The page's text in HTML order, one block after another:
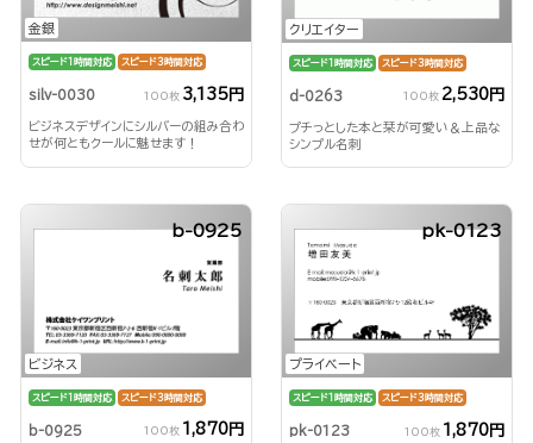
金銀
スピード1時間対応 スピード3時間対応
silv-0030 100枚 3,135円
ビジネスデザインにシルバーの組み合わ
せが何ともクールに魅せます！
クリエイター
スピード1時間対応 スピード3時間対応
d-0263 100枚 2,530円
プチっとした本と栞が可愛い＆上品な
シンプル名刺
ビジネス
b-0925
スピード1時間対応 スピード3時間対応
b-0925 100枚 1,870円
プライベート
pk-0123
スピード1時間対応 スピード3時間対応
pk-0123 100枚 1,870円